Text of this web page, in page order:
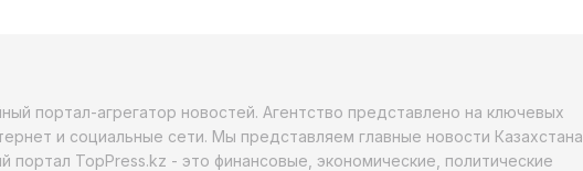
портал-агрегатор новостей. Агентство представлено на ключевых
и социальные сети. Мы представляем главные новости Казахстана,
портал TopPress.kz - это финансовые, экономические, политические